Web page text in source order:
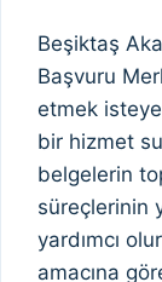
Beşiktaş
Başvuru
etmek
bir hizmet
belgelerin
süreçlerinin
yardımcı
amacına